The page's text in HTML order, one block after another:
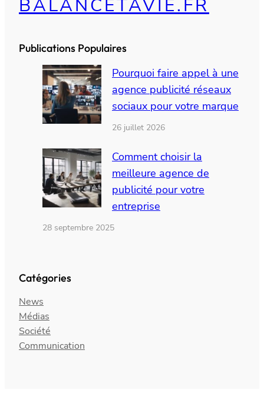
BALANCETAVIE.FR
Publications Populaires
Pourquoi faire appel à une
agence publicité réseaux
sociaux pour votre marque
26 juillet 2026
Comment choisir la
meilleure agence de
publicité pour votre
entreprise
28 septembre 2025
Catégories
News
Médias
Société
Communication